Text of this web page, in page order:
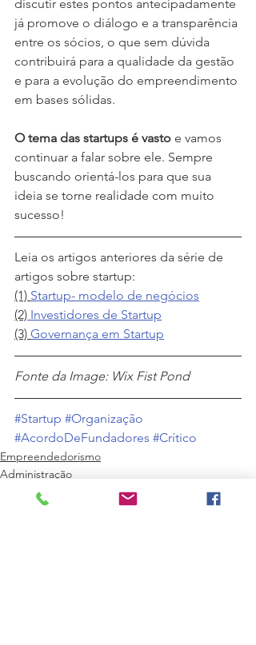
discutir estes pontos antecipadamente
já promove o diálogo e a transparência
entre os sócios, o que sem dúvida
contribuirá para a qualidade da gestão
e para a evolução do empreendimento
em bases sólidas.
O tema das startups é vasto e vamos
continuar a falar sobre ele. Sempre
buscando orientá-los para que sua
ideia se torne realidade com muito
sucesso!
Leia os artigos anteriores da série de
artigos sobre startup:
(1) Startup- modelo de negócios
(2) Investidores de Startup
(3) Governança em Startup
Fonte da Image: Wix Fist Pond
#Startup #Organização
#AcordoDeFundadores #Crítico
Empreendedorismo
Administração